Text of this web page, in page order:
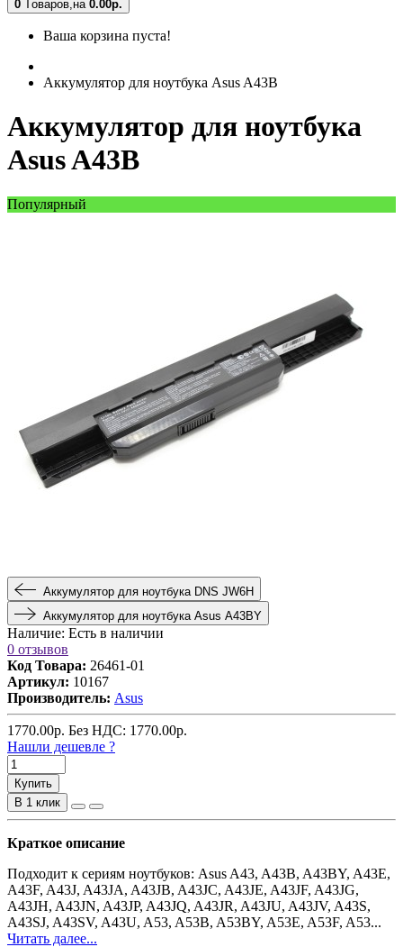
0 Tоваров,на 0.00р.
Ваша корзина пуста!
Аккумулятор для ноутбука Asus A43B
Аккумулятор для ноутбука
Asus A43B
Популярный
Аккумулятор для ноутбука DNS JW6H
Аккумулятор для ноутбука Asus A43BY
Наличие: Есть в наличии
0 отзывов
Код Товара: 26461-01
Артикул: 10167
Производитель: Asus
1770.00р. Без НДС: 1770.00р.
Нашли дешевле ?
Купить
В 1 клик
Краткое описание
Подходит к сериям ноутбуков: Asus A43, A43B, A43BY, A43E,
A43F, A43J, A43JA, A43JB, A43JC, A43JE, A43JF, A43JG,
A43JH, A43JN, A43JP, A43JQ, A43JR, A43JU, A43JV, A43S,
A43SJ, A43SV, A43U, A53, A53B, A53BY, A53E, A53F, A53...
Читать далее...